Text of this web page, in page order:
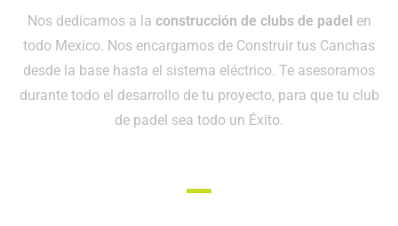
Nos dedicamos a la construcción de clubs de padel en
todo Mexico. Nos encargamos de Construir tus Canchas
desde la base hasta el sistema eléctrico. Te asesoramos
durante todo el desarrollo de tu proyecto, para que tu club
de padel sea todo un Éxito.